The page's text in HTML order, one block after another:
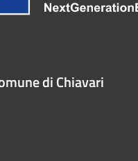
di Chiavari